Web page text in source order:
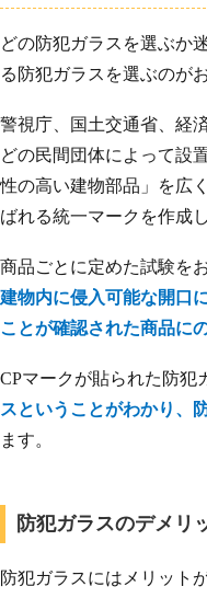
どの防犯ガラスを選ぶか
る防犯ガラスを選ぶのが
警視庁、国土交通省、経
どの民間団体によって設
性の高い建物部品」を広
ばれる統一マークを作成
商品ごとに定めた試験を
建物内に侵入可能な開口
ことが確認された商品に
CPマークが貼られた防犯
スということがわかり、
ます。
防犯ガラスのデメリ
防犯ガラスにはメリット